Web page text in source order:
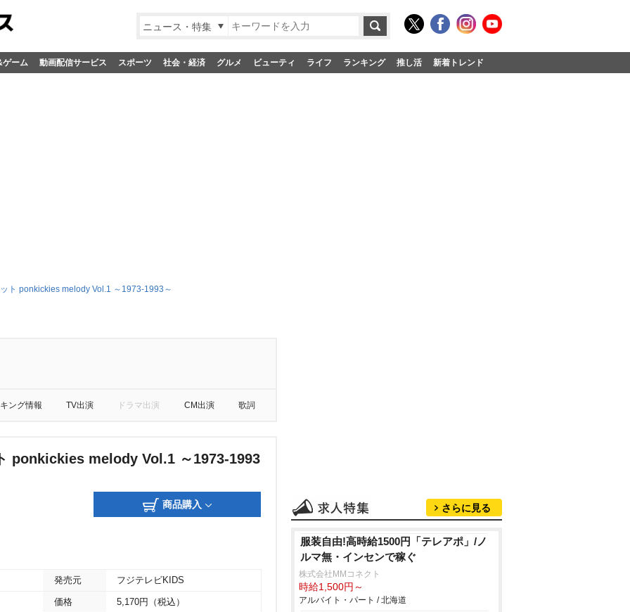
ニュース・特集
ゲーム 動画配信サービス スポーツ 社会・経済 グルメ ビューティ ライフ ランキング 推し活 新着トレンド
ト ponkickies melody Vol.1 ～1973-1993～
ング情報 TV出演 ドラマ出演 CM出演 歌詞
ponkickies melody Vol.1 ～1973-1993
商品購入
発売元 フジテレビKIDS
価格 5,170円（税込）
さらに見る
服装自由!高時給1500円「テレアポ」/ノ
ルマ無・インセンで稼ぐ
株式会社MMコネクト
時給1,500円～
アルバイト・パート / 北海道